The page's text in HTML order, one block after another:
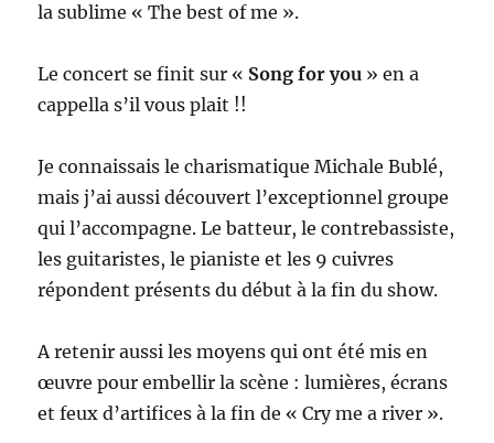
la sublime « The best of me ».
Le concert se finit sur « Song for you » en a
cappella s’il vous plait !!
Je connaissais le charismatique Michale Bublé,
mais j’ai aussi découvert l’exceptionnel groupe
qui l’accompagne. Le batteur, le contrebassiste,
les guitaristes, le pianiste et les 9 cuivres
répondent présents du début à la fin du show.
A retenir aussi les moyens qui ont été mis en
œuvre pour embellir la scène : lumières, écrans
et feux d’artifices à la fin de « Cry me a river ».